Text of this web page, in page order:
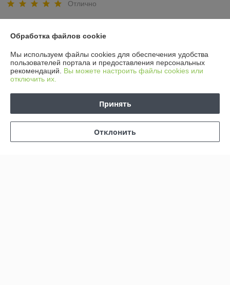
Отлично
О нас
Контакты
Обработка файлов cookie
Мы используем файлы cookies для обеспечения удобства
пользователей портала и предоставления персональных
рекомендаций. Вы можете настроить файлы cookies или
отключить их.
Принять
Отклонить